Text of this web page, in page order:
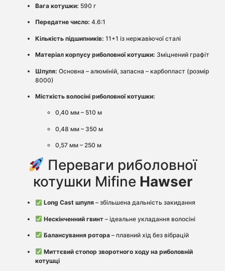
Вага котушки: 590 г
Передатне число: 4.6:1
Кількість підшипників: 11+1 із нержавіючої сталі
Матеріал корпусу риболовної котушки: Зміцнений графіт
Шпуля: Основна – алюміній, запасна – карбопласт (розмір
8000)
Місткість волосіні риболовної котушки:
0,40 мм – 510 м
0,48 мм – 350 м
0,57 мм – 250 м
Переваги риболовної
котушки Mifine Hawser
Long Cast шпуля– збільшена дальність закидання
Нескінченний гвинт– ідеальне укладання волосіні
Балансування ротора– плавний хід без вібрацій
Миттєвий стопор зворотного ходу на риболовній
котушці